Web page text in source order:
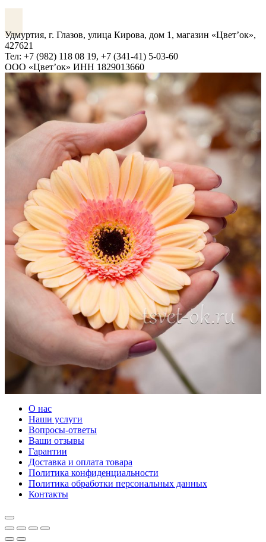
Удмуртия, г. Глазов, улица Кирова, дом 1, магазин «Цвет’ок»,
427621
Тел: +7 (982) 118 08 19, +7 (341-41) 5-03-60
ООО «Цвет’ок» ИНН 1829013660
О нас
Наши услуги
Вопросы-ответы
Ваши отзывы
Гарантии
Доставка и оплата товара
Политика конфиденциальности
Политика обработки персональных данных
Контакты